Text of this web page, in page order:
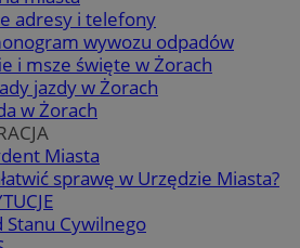
adresy i telefony
wywozu odpadów
i msze święte w Żorach
jazdy w Żorach
w Żorach
Miasta
sprawę w Urzędzie Miasta?
Stanu Cywilnego